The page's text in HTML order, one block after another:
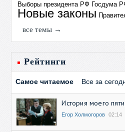
Выборы президента РФ Госдума
Новые законы
все темы →
Рейтинги
Самое читаемое Все за
История моего
Егор Холмогоров 02:14